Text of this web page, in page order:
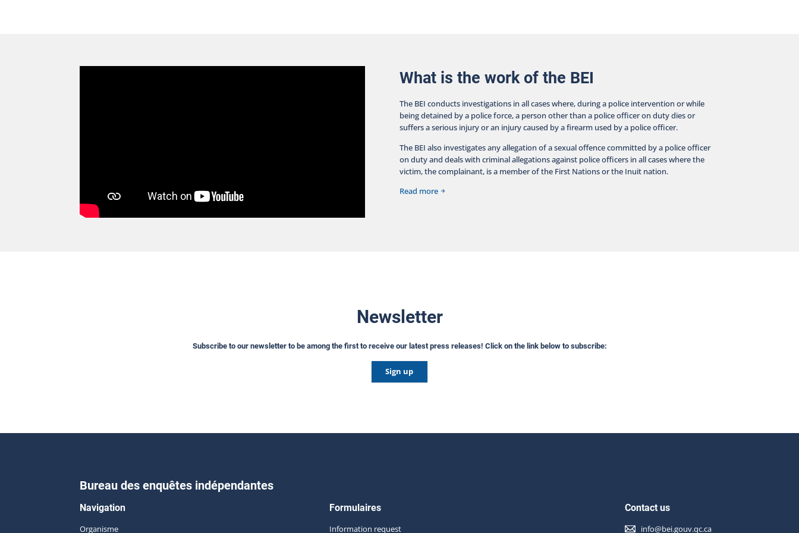
What is the work of the BEI
The BEI conducts investigations in all cases where, during a police intervention or while
being detained by a police force, a person other than a police officer on duty dies or
suffers a serious injury or an injury caused by a firearm used by a police officer.
The BEI also investigates any allegation of a sexual offence committed by a police officer
on duty and deals with criminal allegations against police officers in all cases where the
victim, the complainant, is a member of the First Nations or the Inuit nation.
Read more
Newsletter
Subscribe to our newsletter to be among the first to receive our latest press releases! Click on the link below to subscribe:
Sign up
Bureau des enquêtes indépendantes
Navigation
Organisme
Formulaires
Information request
Contact us
info@bei.gouv.qc.ca